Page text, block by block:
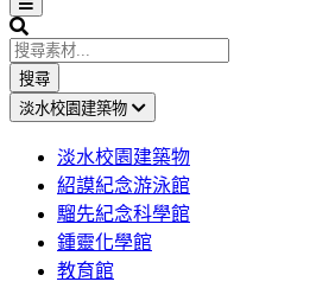
sidebar
Search
搜尋
淡水校園建築物
淡水校園建築物
紹謨紀念游泳館
騮先紀念科學館
鍾靈化學館
教育館